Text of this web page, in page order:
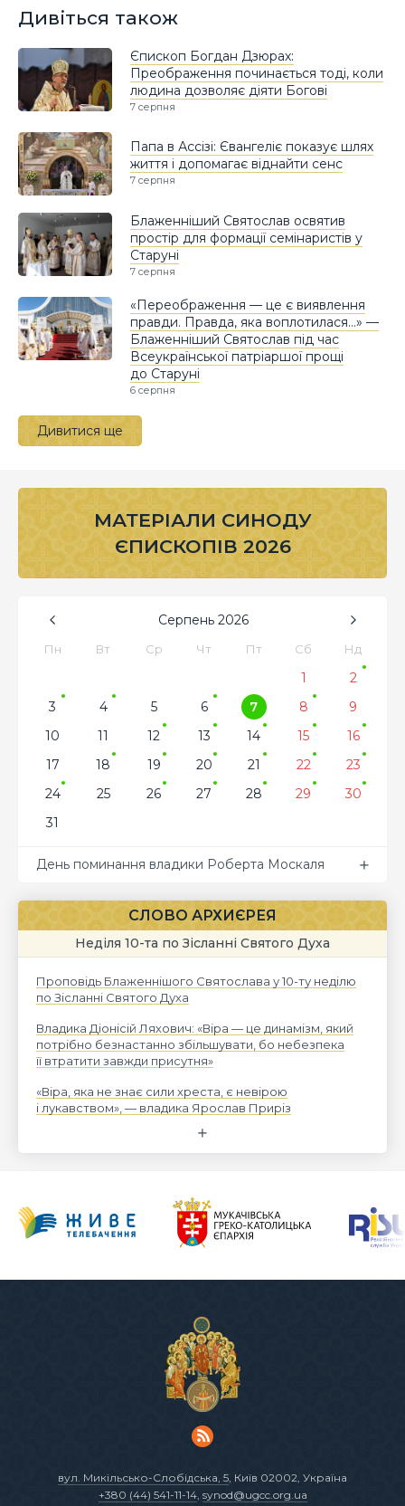
Дивіться також
Єпископ Богдан Дзюрах:
Преображення починається тоді, коли
людина дозволяє діяти Богові
7 серпня
Папа в Ассізі: Євангеліє показує шлях
життя і допомагає віднайти сенс
7 серпня
Блаженніший Святослав освятив
простір для формації семінаристів у
Старуні
7 серпня
«Переображення — це є виявлення
правди. Правда, яка воплотилася…» —
Блаженніший Святослав під час
Всеукраїнської патріаршої прощі
до Старуні
6 серпня
Дивитися ще
МАТЕРІАЛИ СИНОДУ
ЄПИСКОПІВ 2026
Серпень 2026
Пн Вт Ср Чт Пт Сб Нд
1
2
3
4 5 6 7 8
9
10
11 12 13 14 15
16
17
18 19 20 21 22
23
24
25 26 27 28 29
30
31
День поминання владики Роберта Москаля
СЛОВО АРХИЄРЕЯ
Неділя 10-та по Зісланні Святого Духа
Проповідь Блаженнішого Святослава у 10-ту неділю
по Зісланні Святого Духа
Владика Діонісій Ляхович: «Віра — це динамізм, який
потрібно безнастанно збільшувати, бо небезпека
її втратити завжди присутня»
«Віра, яка не знає сили хреста, є невірою
і лукавством», — владика Ярослав Приріз
вул. Микільсько-Слобідська, 5 , Київ 02002, Україна
+380 (44) 541-11-14, synod@ugcc.org.ua